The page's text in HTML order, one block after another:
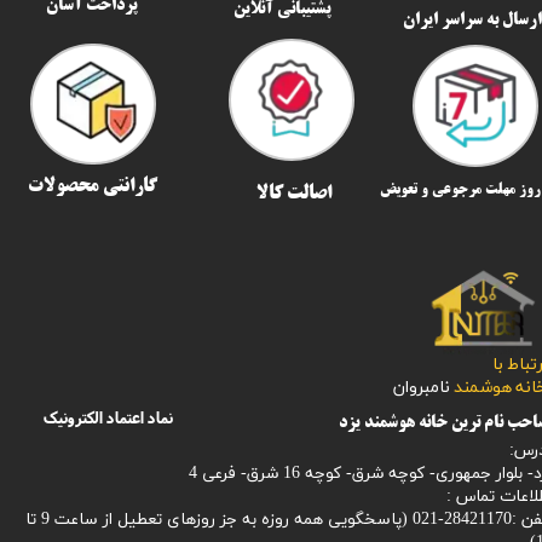
با
هوشمند نامبروان
بلوار جمهوری- کوچه شرق- کوچه 16 شرق- فرعی 4
تماس :
021 (
پاسخگویی همه روزه به جز روزهای تعطیل از ساعت 9 تا
نماد اعتماد الکترونیک
ارسال به سراسر ایران​​​​​​​
پشتیبانی آنلاین پرداخت آسان
اصالت کالا گارانتی محصولات
نام ترین خانه هوشمند یزد